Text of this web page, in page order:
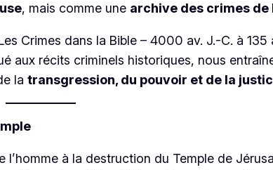
, mais comme une archive des crimes de
Crimes dans la Bible – 4000 av. J.-C. à 135
aux récits criminels historiques, nous
la transgression, du pouvoir et de la
à la destruction du Temple de